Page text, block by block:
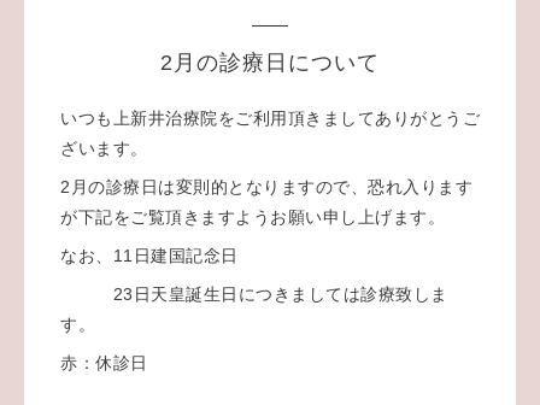
2月の診療日について
いつも上新井治療院をご利用頂きましてありがとうご
ざいます。
2月の診療日は変則的となりますので、恐れ入ります
が下記をご覧頂きますようお願い申し上げます。
なお、11日建国記念日
23日天皇誕生日につきましては診療致しま
す。
赤：休診日